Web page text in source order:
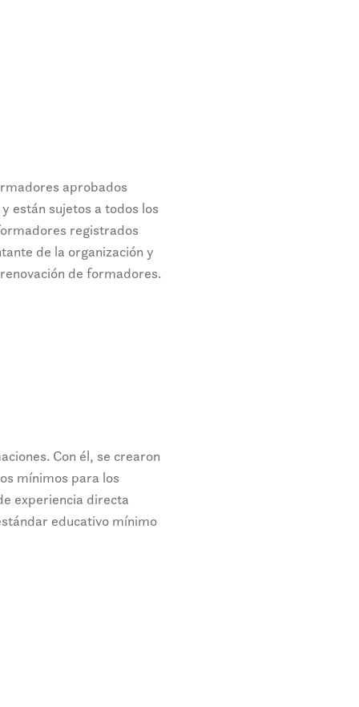
aprobados
están sujetos a todos los
registrados
de la organización y
de formadores.
Con él, se crearon
mínimos para los
experiencia directa
educativo mínimo